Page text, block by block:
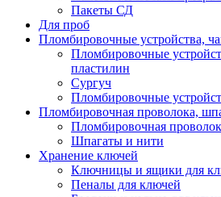
Пакеты СД
Для проб
Пломбировочные устройства,
Пломбировочные
пластилин
Сургуч
Пломбировочные
Пломбировочная проволока,
Пломбировочная
Шпагаты и нити
Хранение ключей
Ключницы и ящики для
Пеналы для ключей